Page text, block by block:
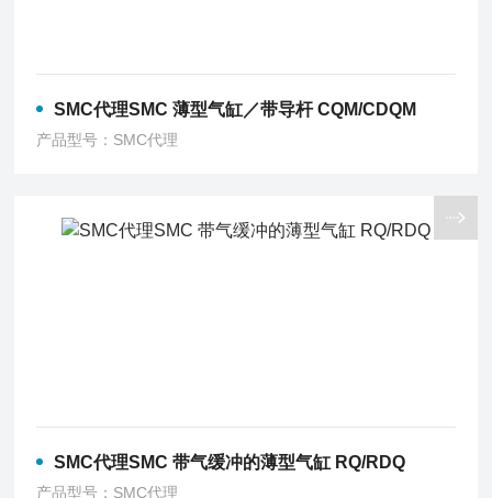
SMC代理SMC 薄型气缸／带导杆 CQM/CDQM
产品型号：SMC代理
SMC代理SMC 带气缓冲的薄型气缸 RQ/RDQ
产品型号：SMC代理